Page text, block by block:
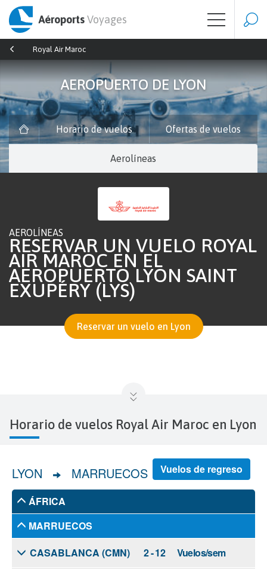
AéroportsVoyages
Royal Air Maroc
AEROPUERTO DE LYON
Horario de vuelos Ofertas de vuelos
Aerolíneas
AEROLÍNEAS
RESERVAR UN VUELO ROYAL
AIR MAROC EN EL
AEROPUERTO LYON SAINT
EXUPÉRY (LYS)
Reservar un vuelo en Lyon
Horario de vuelos Royal Air Maroc en Lyon